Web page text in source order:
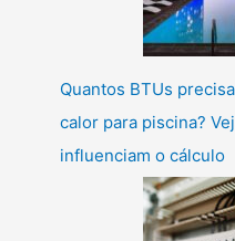
Quantos BTUs
calor para piscina?
influenciam o cálculo